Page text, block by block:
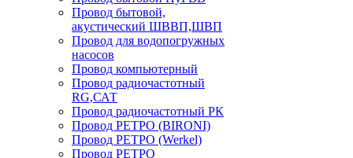
Провод бытовой,
акустический ШВВП,ШВП
Провод для водопогружных
насосов
Провод компьютерный
Провод радиочастотный
RG,САТ
Провод радиочастотный РК
Провод РЕТРО (BIRONI)
Провод РЕТРО (Werkel)
Провод РЕТРО